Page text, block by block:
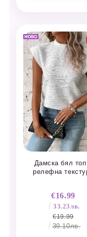
Дамска бял топ
релефна
€16.99
33.23лв.
€19.99
39.10лв.